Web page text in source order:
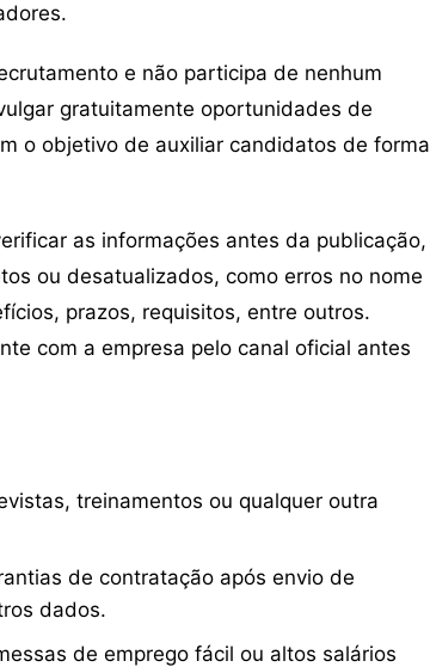
e não participa de nenhum
gratuitamente oportunidades de
o objetivo de auxiliar candidatos de forma
as informações antes da publicação,
ou desatualizados, como erros no nome
prazos, requisitos, entre outros.
com a empresa pelo canal oficial antes
treinamentos ou qualquer outra
de contratação após envio de
dados.
de emprego fácil ou altos salários